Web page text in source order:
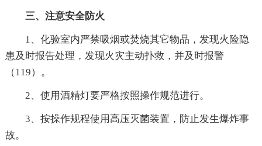
三、注意安全防火
1、化验室内严禁吸烟或焚烧其它物品，发现火险隐
患及时报告处理，发现火灾主动扑救，并及时报警
（119）。
2、使用酒精灯要严格按照操作规范进行。
3、按操作规程使用高压灭菌装置，防止发生爆炸事
故。